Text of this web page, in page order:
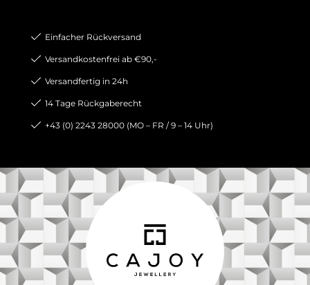
Einfacher Rückversand
Versandkostenfrei ab €90,-
Versandfertig in 24h
14 Tage Rückgaberecht
+43 (0) 2243 28000 (MO – FR / 9 – 14 Uhr)